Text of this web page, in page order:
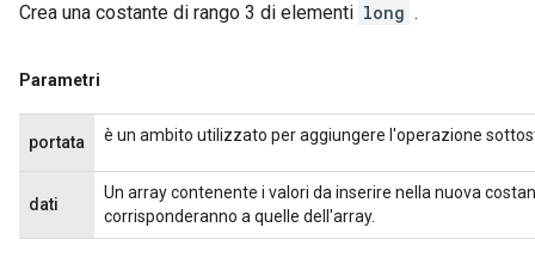
Crea una costante di rango 3 di elementi long .
Parametri
portata è un ambito utilizzato per aggiungere l'operazione
dati
Un array contenente i valori da inserire nella nuova
corrisponderanno a quelle dell'array.